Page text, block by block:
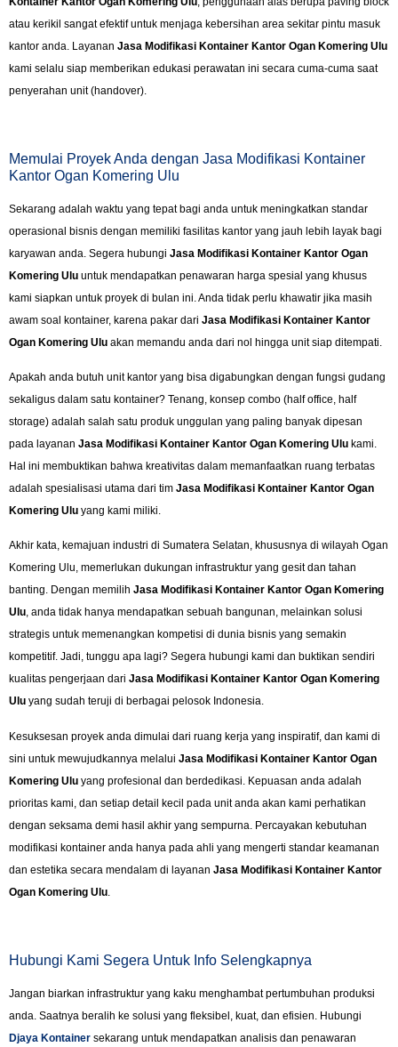
atau kerikil sangat efektif untuk menjaga kebersihan area sekitar pintu masuk
kantor anda. Layanan Jasa Modifikasi Kontainer Kantor Ogan Komering Ulu
kami selalu siap memberikan edukasi perawatan ini secara cuma-cuma saat
penyerahan unit (handover).
Memulai Proyek Anda dengan Jasa Modifikasi Kontainer
Kantor Ogan Komering Ulu
Sekarang adalah waktu yang tepat bagi anda untuk meningkatkan standar
operasional bisnis dengan memiliki fasilitas kantor yang jauh lebih layak bagi
karyawan anda. Segera hubungi Jasa Modifikasi Kontainer Kantor Ogan
Komering Ulu untuk mendapatkan penawaran harga spesial yang khusus
kami siapkan untuk proyek di bulan ini. Anda tidak perlu khawatir jika masih
awam soal kontainer, karena pakar dari Jasa Modifikasi Kontainer Kantor
Ogan Komering Ulu akan memandu anda dari nol hingga unit siap ditempati.
Apakah anda butuh unit kantor yang bisa digabungkan dengan fungsi gudang
sekaligus dalam satu kontainer? Tenang, konsep combo (half office, half
storage) adalah salah satu produk unggulan yang paling banyak dipesan
pada layanan Jasa Modifikasi Kontainer Kantor Ogan Komering Ulu kami.
Hal ini membuktikan bahwa kreativitas dalam memanfaatkan ruang terbatas
adalah spesialisasi utama dari tim Jasa Modifikasi Kontainer Kantor Ogan
Komering Ulu yang kami miliki.
Akhir kata, kemajuan industri di Sumatera Selatan, khususnya di wilayah Ogan
Komering Ulu, memerlukan dukungan infrastruktur yang gesit dan tahan
banting. Dengan memilih Jasa Modifikasi Kontainer Kantor Ogan Komering
Ulu, anda tidak hanya mendapatkan sebuah bangunan, melainkan solusi
strategis untuk memenangkan kompetisi di dunia bisnis yang semakin
kompetitif. Jadi, tunggu apa lagi? Segera hubungi kami dan buktikan sendiri
kualitas pengerjaan dari Jasa Modifikasi Kontainer Kantor Ogan Komering
Ulu yang sudah teruji di berbagai pelosok Indonesia.
Kesuksesan proyek anda dimulai dari ruang kerja yang inspiratif, dan kami di
sini untuk mewujudkannya melalui Jasa Modifikasi Kontainer Kantor Ogan
Komering Ulu yang profesional dan berdedikasi. Kepuasan anda adalah
prioritas kami, dan setiap detail kecil pada unit anda akan kami perhatikan
dengan seksama demi hasil akhir yang sempurna. Percayakan kebutuhan
modifikasi kontainer anda hanya pada ahli yang mengerti standar keamanan
dan estetika secara mendalam di layanan Jasa Modifikasi Kontainer Kantor
Ogan Komering Ulu
Hubungi Kami Segera Untuk Info Selengkapnya
Jangan biarkan infrastruktur yang kaku menghambat pertumbuhan produksi
anda. Saatnya beralih ke solusi yang fleksibel, kuat, dan efisien. Hubungi
Djaya Kontainer sekarang untuk mendapatkan analisis dan penawaran